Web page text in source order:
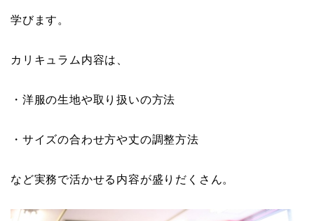
学びます。
カリキュラム内容は、
・洋服の生地や取り扱いの方法
・サイズの合わせ方や丈の調整方法
など実務で活かせる内容が盛りだくさん。